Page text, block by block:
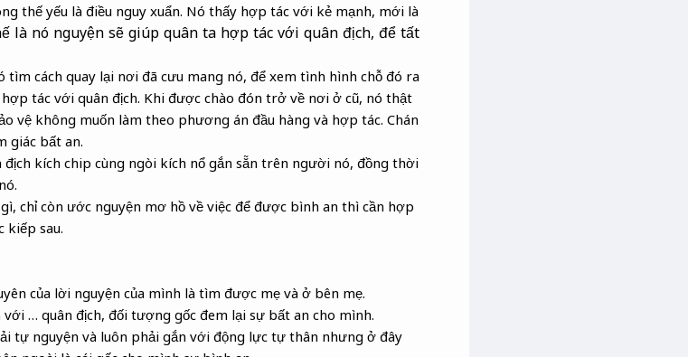
thế yếu là điều nguy xuẩn. Nó thấy hợp tác với kẻ mạnh, mới là
là nó nguyện sẽ giúp quân ta hợp tác với quân địch, để tất
cách quay lại nơi đã cưu mang nó, để xem tình hình chỗ đó ra
tác với quân địch. Khi được chào đón trở về nơi ở cũ, nó thật
vệ không muốn làm theo phương án đầu hàng và hợp tác. Chán
giác bất an.
kích chip cùng ngòi kích nổ gắn sẵn trên người nó, đồng thời
chỉ còn ước nguyện mơ hồ về việc để được bình an thì cần hợp
kiếp sau.
của lời nguyện của mình là tìm được mẹ và ở bên mẹ.
… quân địch, đối tượng gốc đem lại sự bất an cho mình.
tự nguyện và luôn phải gắn với động lực tự thân nhưng ở đây